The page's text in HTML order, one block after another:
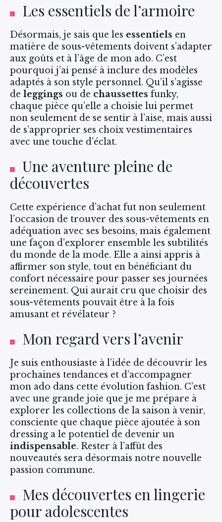
Les essentiels de l’armoire
Désormais, je sais que les essentiels en
matière de sous-vêtements doivent s’adapter
aux goûts et à l’âge de mon ado. C’est
pourquoi j’ai pensé à inclure des modèles
adaptés à son style personnel. Qu’il s’agisse
de leggings ou de chaussettes funky,
chaque pièce qu’elle a choisie lui permet
non seulement de se sentir à l’aise, mais aussi
de s’approprier ses choix vestimentaires
avec une touche d’éclat.
Une aventure pleine de
découvertes
Cette expérience d’achat fut non seulement
l’occasion de trouver des sous-vêtements en
adéquation avec ses besoins, mais également
une façon d’explorer ensemble les subtilités
du monde de la mode. Elle a ainsi appris à
affirmer son style, tout en bénéficiant du
confort nécessaire pour passer ses journées
sereinement. Qui aurait cru que choisir des
sous-vêtements pouvait être à la fois
amusant et révélateur ?
Mon regard vers l’avenir
Je suis enthousiaste à l’idée de découvrir les
prochaines tendances et d’accompagner
mon ado dans cette évolution fashion. C’est
avec une grande joie que je me prépare à
explorer les collections de la saison à venir,
consciente que chaque pièce ajoutée à son
dressing a le potentiel de devenir un
indispensable. Rester à l’affût des
nouveautés sera désormais notre nouvelle
passion commune.
Mes découvertes en lingerie
pour adolescentes